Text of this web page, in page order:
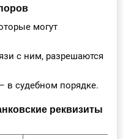
могут
с ним, разрешаются
в судебном порядке.
реквизиты